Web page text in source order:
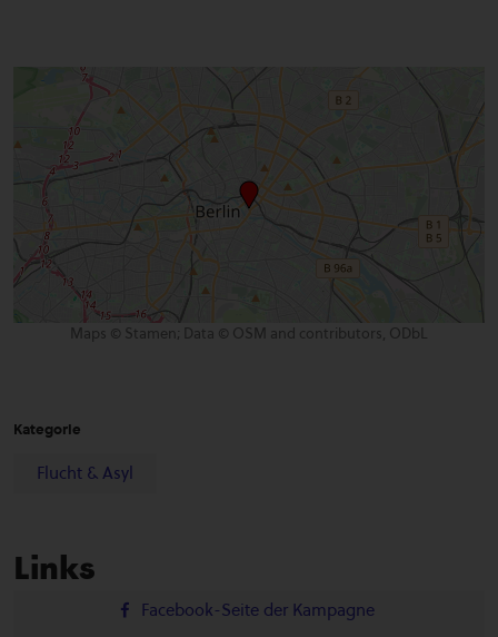
Maps © Stamen; Data © OSM and contributors, ODbL
Kategorie
Flucht & Asyl
Links
Facebook-Seite der Kampagne